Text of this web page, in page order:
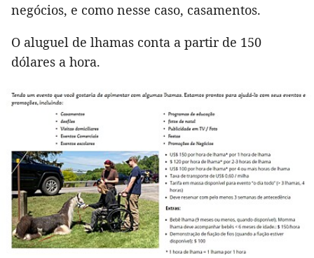
negócios, e como nesse caso, casamentos.
O aluguel de lhamas conta a partir de 150
dólares a hora.